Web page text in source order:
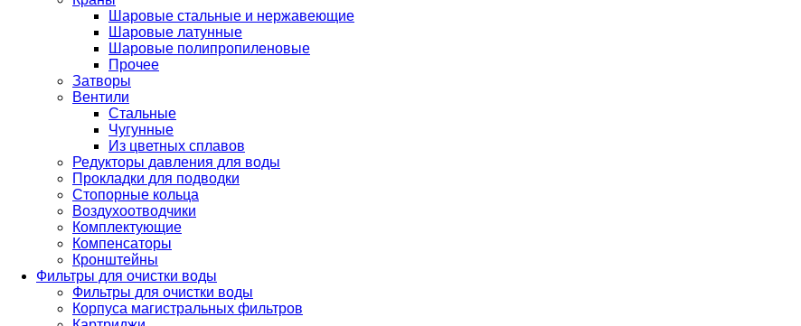
Шаровые стальные и нержавеющие
Шаровые латунные
Шаровые полипропиленовые
Прочее
Затворы
Вентили
Стальные
Чугунные
Из цветных сплавов
Редукторы давления для воды
Прокладки для подводки
Стопорные кольца
Воздухоотводчики
Комплектующие
Компенсаторы
Кронштейны
Фильтры для очистки воды
Фильтры для очистки воды
Корпуса магистральных фильтров